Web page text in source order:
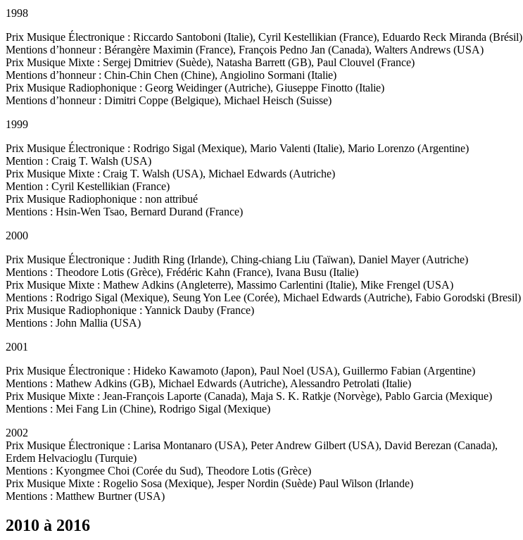
1998
Prix Musique Électronique : Riccardo Santoboni (Italie), Cyril Kestellikian (France), Eduardo Reck Miranda (Brésil)
Mentions d’honneur : Bérangère Maximin (France), François Pedno Jan (Canada), Walters Andrews (USA)
Prix Musique Mixte : Sergej Dmitriev (Suède), Natasha Barrett (GB), Paul Clouvel (France)
Mentions d’honneur : Chin-Chin Chen (Chine), Angiolino Sormani (Italie)
Prix Musique Radiophonique : Georg Weidinger (Autriche), Giuseppe Finotto (Italie)
Mentions d’honneur : Dimitri Coppe (Belgique), Michael Heisch (Suisse)
1999
Prix Musique Électronique : Rodrigo Sigal (Mexique), Mario Valenti (Italie), Mario Lorenzo (Argentine)
Mention : Craig T. Walsh (USA)
Prix Musique Mixte : Craig T. Walsh (USA), Michael Edwards (Autriche)
Mention : Cyril Kestellikian (France)
Prix Musique Radiophonique : non attribué
Mentions : Hsin-Wen Tsao, Bernard Durand (France)
2000
Prix Musique Électronique : Judith Ring (Irlande), Ching-chiang Liu (Taïwan), Daniel Mayer (Autriche)
Mentions : Theodore Lotis (Grèce), Frédéric Kahn (France), Ivana Busu (Italie)
Prix Musique Mixte : Mathew Adkins (Angleterre), Massimo Carlentini (Italie), Mike Frengel (USA)
Mentions : Rodrigo Sigal (Mexique), Seung Yon Lee (Corée), Michael Edwards (Autriche), Fabio Gorodski (Bresil)
Prix Musique Radiophonique : Yannick Dauby (France)
Mentions : John Mallia (USA)
2001
Prix Musique Électronique : Hideko Kawamoto (Japon), Paul Noel (USA), Guillermo Fabian (Argentine)
Mentions : Mathew Adkins (GB), Michael Edwards (Autriche), Alessandro Petrolati (Italie)
Prix Musique Mixte : Jean-François Laporte (Canada), Maja S. K. Ratkje (Norvège), Pablo Garcia (Mexique)
Mentions : Mei Fang Lin (Chine), Rodrigo Sigal (Mexique)
2002
Prix Musique Électronique : Larisa Montanaro (USA), Peter Andrew Gilbert (USA), David Berezan (Canada),
Erdem Helvacioglu (Turquie)
Mentions : Kyongmee Choi (Corée du Sud), Theodore Lotis (Grèce)
Prix Musique Mixte : Rogelio Sosa (Mexique), Jesper Nordin (Suède) Paul Wilson (Irlande)
Mentions : Matthew Burtner (USA)
2010 à 2016